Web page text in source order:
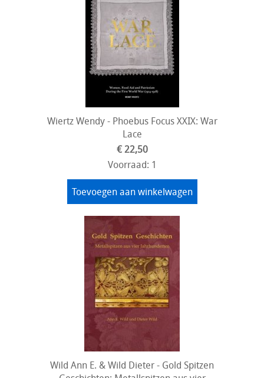
Wiertz Wendy - Phoebus Focus XXIX: War
Lace
€ 22,50
Voorraad: 1
Toevoegen aan winkelwagen
Wild Ann E. & Wild Dieter - Gold Spitzen